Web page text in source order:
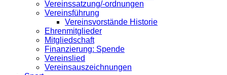
Vereinssatzung/-ordnungen
Vereinsführung
Vereinsvorstände Historie
Ehrenmitglieder
Mitgliedschaft
Finanzierung: Spende
Vereinslied
Vereinsauszeichnungen